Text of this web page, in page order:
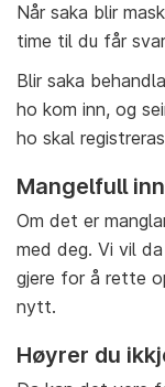
Når saka blir
time til du får
Blir saka
ho kom inn, og
ho skal
Mangelfull
Om det er
med deg. Vi vil
gjere for å rette
nytt.
Høyrer du